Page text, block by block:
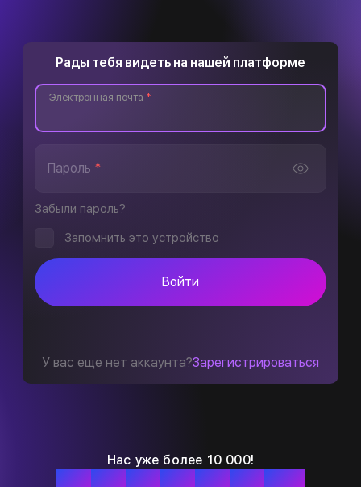
Нас уже более 10 000!
Рады тебя видеть на нашей платформе
Электронная почта *
Пароль *
Забыли пароль?
Запомнить это устройство
Войти
У вас еще нет аккаунта?Зарегистрироваться